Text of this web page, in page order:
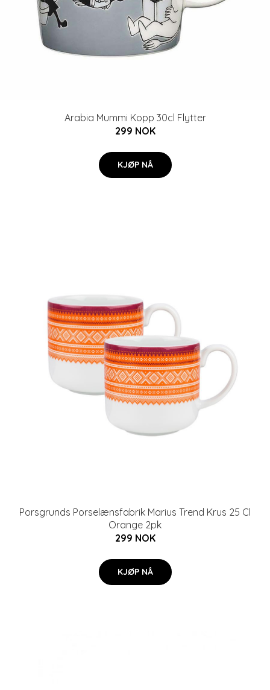
Arabia Mummi Kopp 30cl Flytter
299 NOK
KJØP NÅ
Porsgrunds Porselænsfabrik Marius Trend Krus 25 Cl
Orange 2pk
299 NOK
KJØP NÅ